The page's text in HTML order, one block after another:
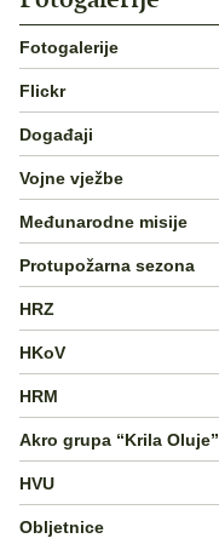
Fotogalerije
Flickr
Događaji
Vojne vježbe
Međunarodne misije
Protupožarna sezona
HRZ
HKoV
HRM
Akro grupa “Krila Oluje”
HVU
Obljetnice